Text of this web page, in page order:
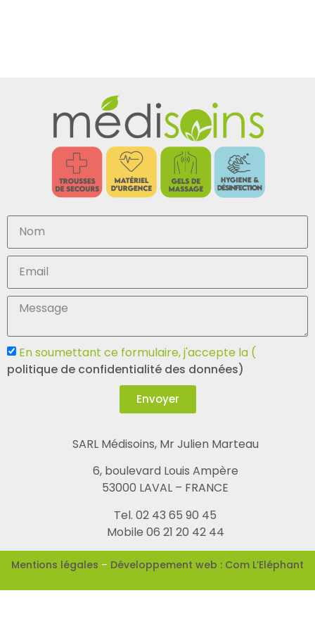
En soumettant ce formulaire, j'accepte la (
politique de confidentialité des données)
Envoyer
SARL Médisoins, Mr Julien Marteau
6, boulevard Louis Ampère
53000 LAVAL – FRANCE
Tel. 02 43 65 90 45
Mobile 06 21 20 42 44
Mentions légales – Développement web : Com L’Eléphant